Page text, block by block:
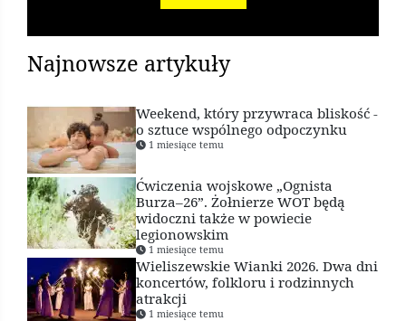
Najnowsze artykuły
Weekend, który przywraca bliskość -
o sztuce wspólnego odpoczynku
1 miesiące temu
Ćwiczenia wojskowe „Ognista
Burza–26”. Żołnierze WOT będą
widoczni także w powiecie
legionowskim
1 miesiące temu
Wieliszewskie Wianki 2026. Dwa dni
koncertów, folkloru i rodzinnych
atrakcji
1 miesiące temu